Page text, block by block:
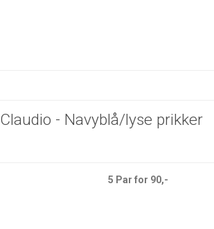
Claudio - Navyblå/lyse prikker
5 Par for 90,-